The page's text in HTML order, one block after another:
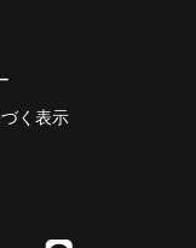
く表示